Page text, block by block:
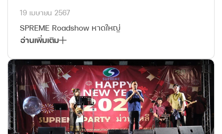
19 เมษายน 2567
SPREME Roadshow หาดใหญ่
อ่านเพิ่มเติม